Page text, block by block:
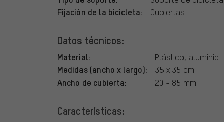
Fijación de la bicicleta: Cubiertas
Datos técnicos:
Material: Plástico, aluminio
Medidas (ancho x largo): 35 x 35 cm
Ancho de cubierta: 20 - 85 mm
Características: